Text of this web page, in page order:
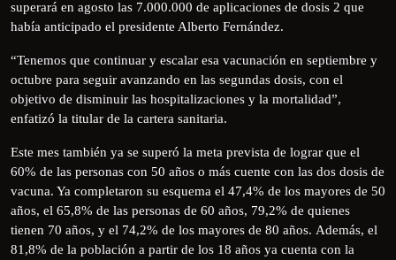
superará en agosto las 7.000.000 de aplicaciones de dosis 2 que
había anticipado el presidente Alberto Fernández.
“Tenemos que continuar y escalar esa vacunación en septiembre y
octubre para seguir avanzando en las segundas dosis, con el
objetivo de disminuir las hospitalizaciones y la mortalidad”,
enfatizó la titular de la cartera sanitaria.
Este mes también ya se superó la meta prevista de lograr que el
60% de las personas con 50 años o más cuente con las dos dosis de
vacuna. Ya completaron su esquema el 47,4% de los mayores de 50
años, el 65,8% de las personas de 60 años, 79,2% de quienes
tienen 70 años, y el 74,2% de los mayores de 80 años. Además, el
81,8% de la población a partir de los 18 años ya cuenta con la